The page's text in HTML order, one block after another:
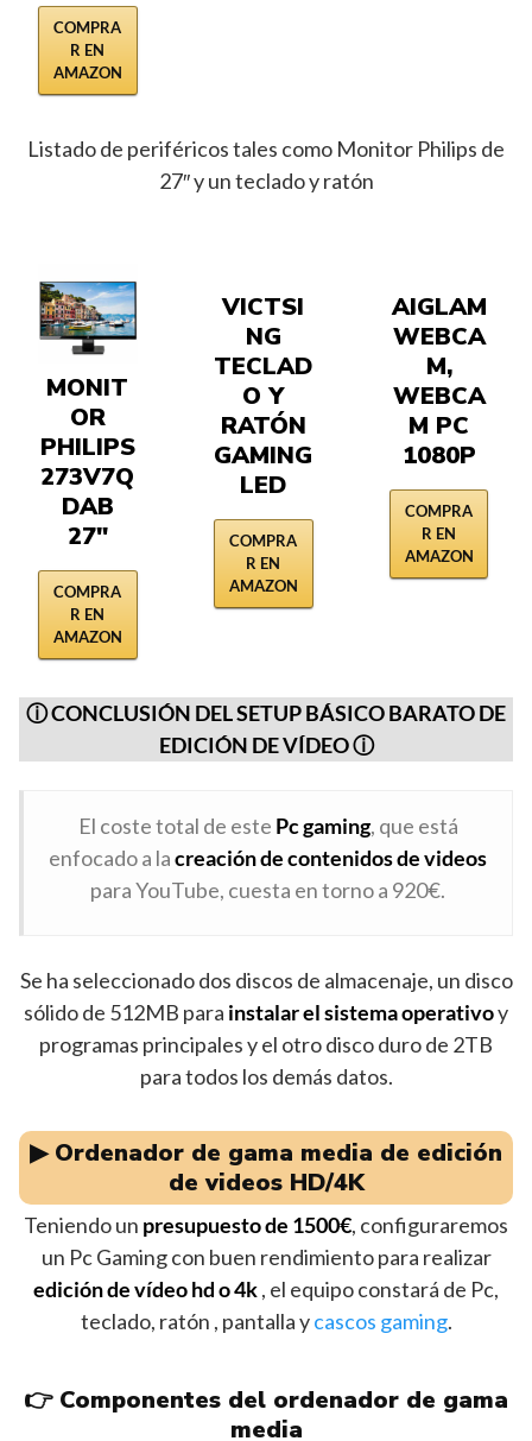
COMPRA
R EN
AMAZON
Listado de periféricos tales como Monitor Philips de
27″ y un teclado y ratón
MONIT
OR
PHILIPS
273V7Q
DAB
27″
COMPRA
R EN
AMAZON
VICTSI
NG
TECLAD
O Y
RATÓN
GAMING
LED
COMPRA
R EN
AMAZON
AIGLAM
WEBCA
M,
WEBCA
M PC
1080P
COMPRA
R EN
AMAZON
ⓘ CONCLUSIÓN DEL SETUP BÁSICO BARATO DE
EDICIÓN DE VÍDEOⓘ
El coste total de este Pc gaming, que está
enfocado a lacreación de contenidos de videos
para YouTube, cuesta en torno a 920€.
Se ha seleccionado dos discos de almacenaje, un disco
sólido de 512MB para instalar el sistema operativoy
programas principales y el otro disco duro de 2TB
para todos los demás datos.
▶︎ Ordenador de gama media de edición
de videos HD/4K
Teniendo un presupuesto de 1500€, configuraremos
un Pc Gaming con buen rendimiento para realizar
edición de vídeo hd o 4k, el equipo constará de Pc,
teclado, ratón , pantalla ycascos gaming.
👉 Componentes del ordenador de gama
media